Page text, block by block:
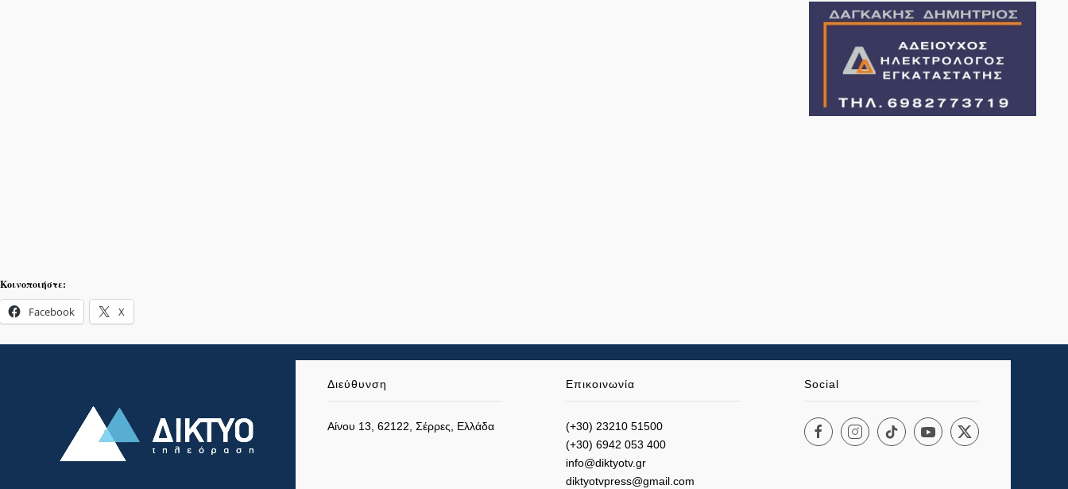
Κοινοποιήστε:
Facebook X
Διεύθυνση
Αίνου 13, 62122, Σέρρες, Ελλάδα
Επικοινωνία
(+30) 23210 51500
(+30) 6942 053 400
info@diktyotv.gr
diktyotvpress@gmail.com
Social